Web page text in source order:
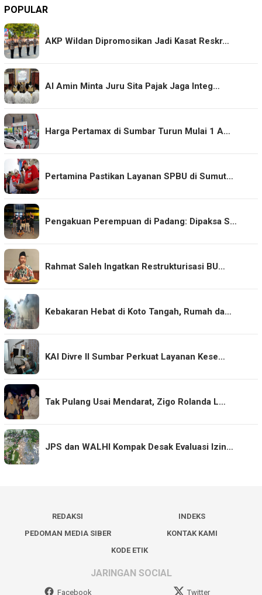
POPULAR
AKP Wildan Dipromosikan Jadi Kasat Reskr…
Al Amin Minta Juru Sita Pajak Jaga Integ…
Harga Pertamax di Sumbar Turun Mulai 1 A…
Pertamina Pastikan Layanan SPBU di Sumut…
Pengakuan Perempuan di Padang: Dipaksa S…
Rahmat Saleh Ingatkan Restrukturisasi BU…
Kebakaran Hebat di Koto Tangah, Rumah da…
KAI Divre II Sumbar Perkuat Layanan Kese…
Tak Pulang Usai Mendarat, Zigo Rolanda L…
JPS dan WALHI Kompak Desak Evaluasi Izin…
REDAKSI
INDEKS
PEDOMAN MEDIA SIBER
KONTAK KAMI
KODE ETIK
JARINGAN SOCIAL
Facebook Twitter